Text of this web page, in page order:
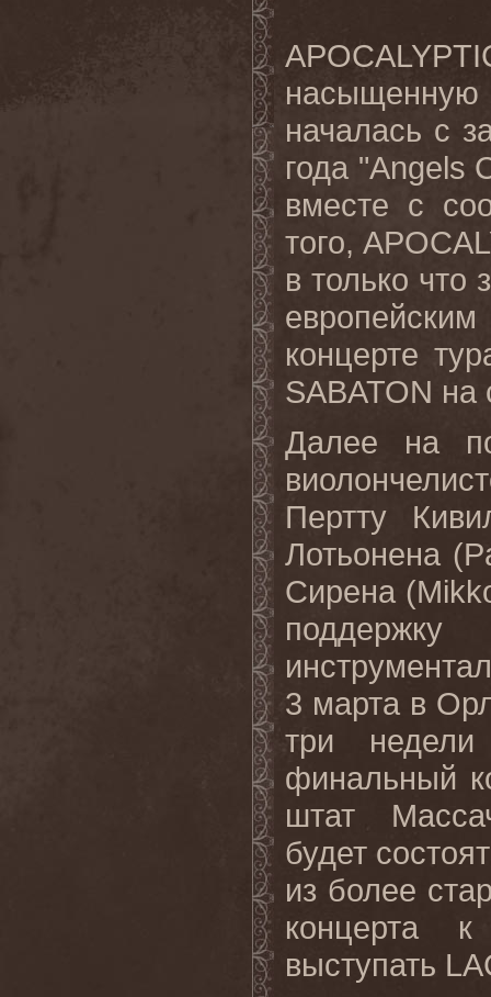
насыщенную
началась с
года "Angels
вместе с
того,
в только
концерте
SABATON на
Далее на
Пертту
Лотьонена (
Сирена (
3 марта в
три
финальный
штат
будет
из более
концерта
выступать